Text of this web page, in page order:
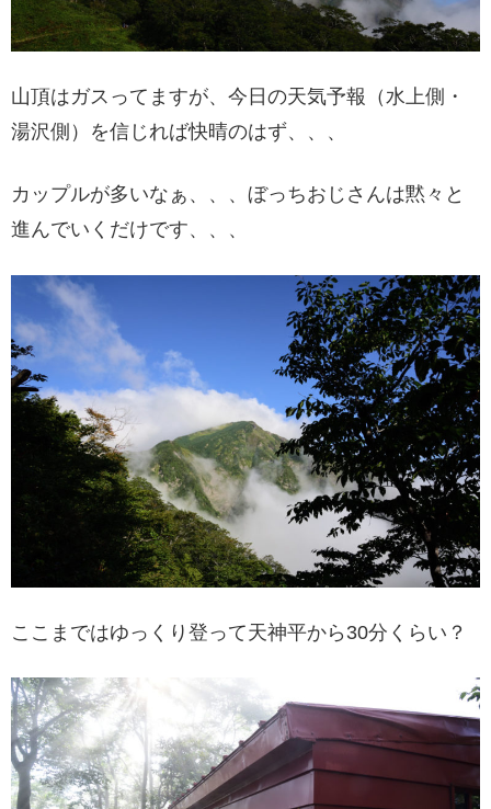
山頂はガスってますが、今日の天気予報（水上側・
湯沢側）を信じれば快晴のはず、、、
カップルが多いなぁ、、、ぼっちおじさんは黙々と
進んでいくだけです、、、
ここまではゆっくり登って天神平から30分くらい？